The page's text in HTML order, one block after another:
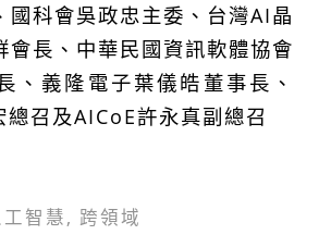
國科會吳政忠主委、台灣AI晶
會長、中華民國資訊軟體協會
、義隆電子葉儀皓董事長、
召及AICoE許永真副總召
智慧, 跨領域